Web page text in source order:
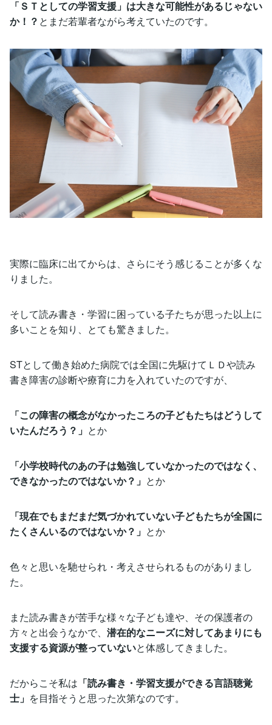
「ＳＴとしての学習支援」は大きな可能性があるじゃない
か！？ とまだ若輩者ながら考えていたのです。
実際に臨床に出てからは、さらにそう感じることが多くな
りました。
そして読み書き・学習に困っている子たちが思った以上に
多いことを知り、とても驚きました。
STとして働き始めた病院では全国に先駆けてＬＤや読み
書き障害の診断や療育に力を入れていたのですが、
「この障害の概念がなかったころの子どもたちはどうして
いたんだろう？」 とか
「小学校時代のあの子は勉強していなかったのではなく、
できなかったのではないか？」 とか
「現在でもまだまだ気づかれていない子どもたちが全国に
たくさんいるのではないか？」 とか
色々と思いを馳せられ・考えさせられるものがありまし
た。
また読み書きが苦手な様々な子ども達や、その保護者の
方々と出会うなかで、 潜在的なニーズに対してあまりにも
支援する資源が整っていないと体感してきました。
だからこそ私は 「読み書き・学習支援ができる言語聴覚
士」 を目指そうと思った次第なのです。